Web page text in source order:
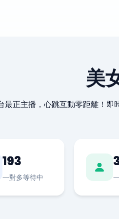
美
正主播，心跳互動零距離！即
193
一對多等待中